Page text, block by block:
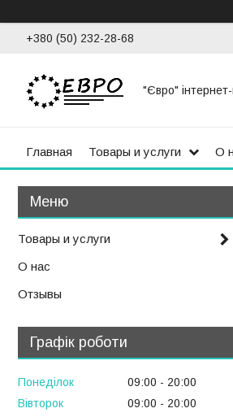
+380 (50) 232-28-68
"Євро"
Главная Товары и услуги О
Товары и услуги
О нас
Отзывы
Графік роботи
Понеділок 09:00
20:00
Вівторок
09:00
20:00